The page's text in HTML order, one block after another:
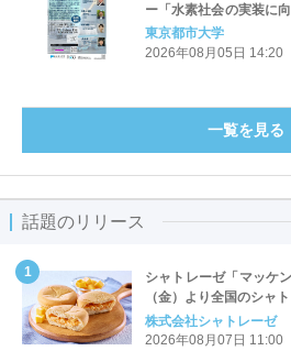
ー「水素社会の実装に
つながる技術実証と評
東京都市大学
2026年08月05日 14:20
一覧を見る
話題のリリース
シャトレーゼ「マッケ
（金）より全国のシャ
株式会社シャトレーゼ
2026年08月07日 11:00